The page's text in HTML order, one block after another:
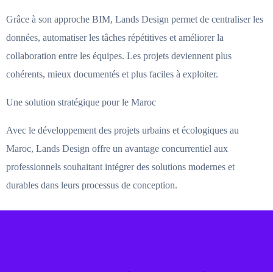
Grâce à son approche BIM, Lands Design permet de centraliser les
données, automatiser les tâches répétitives et améliorer la
collaboration entre les équipes. Les projets deviennent plus
cohérents, mieux documentés et plus faciles à exploiter.
Une solution stratégique pour le Maroc
Avec le développement des projets urbains et écologiques au
Maroc, Lands Design offre un avantage concurrentiel aux
professionnels souhaitant intégrer des solutions modernes et
durables dans leurs processus de conception.